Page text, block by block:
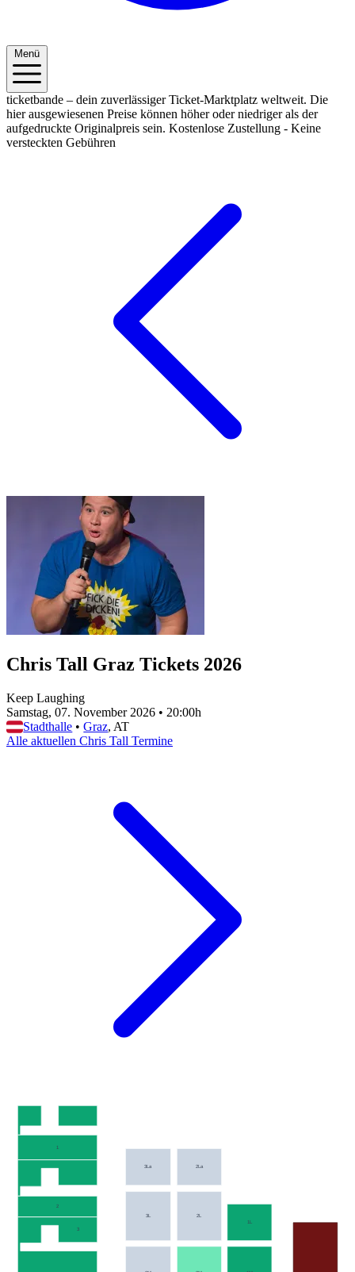
Menü
ticketbande – dein zuverlässiger Ticket-Marktplatz weltweit. Die
hier ausgewiesenen Preise können höher oder niedriger als der
aufgedruckte Originalpreis sein. Kostenlose Zustellung - Keine
versteckten Gebühren
Chris Tall Graz Tickets 2026
Keep Laughing
Samstag, 07. November 2026 • 20:00h
Stadthalle • Graz, AT
Alle aktuellen Chris Tall Termine
1
2
3
1L
2L
3L
2La
3La